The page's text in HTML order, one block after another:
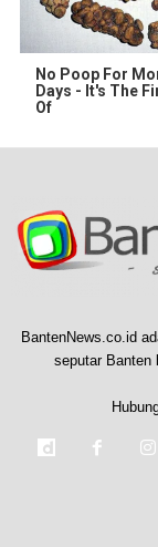
No Poop For
Days - It's The
Of
BantenNews.co.id
seputar Banten